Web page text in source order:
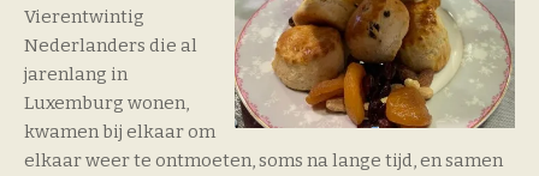
Vierentwintig
Nederlanders die al
jarenlang in
Luxemburg wonen,
kwamen bij elkaar om
elkaar weer te ontmoeten, soms na lange tijd, en samen